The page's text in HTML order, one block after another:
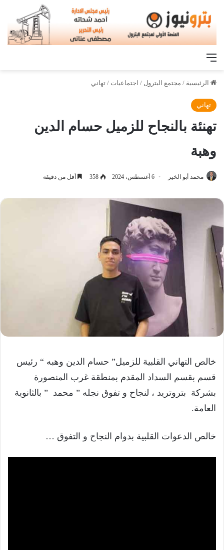
القائمة
الرئيسية / مجتمع البترول / اجتماعيات / تهاني
تهاني
تهنئة بالنجاح للزميل حسام الدين
وهبة
محمد أبو الخير 6 أغسطس، 2024 358 أقل من دقيقة
خالص التهاني القلبية للزميل” حسام الدين وهبه “ رئيس
قسم بقسم السداد المقدم بمنطقة غرب المنصورة
بشركة بتروتريد ، لنجاح و تفوق نجله ” محمد ” بالثانوية
العامة.
خالص الدعوات القلبية بدوام النجاح و التفوق …